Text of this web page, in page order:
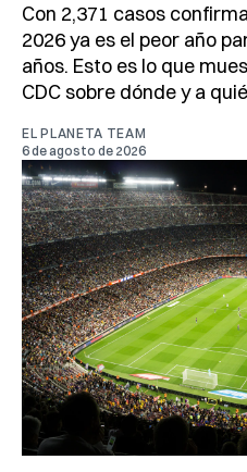
Con 2,371 casos
2026 ya es el peor año
años. Esto es lo que
CDC sobre dónde y a
EL PLANETA TEAM
6 de agosto de 2026